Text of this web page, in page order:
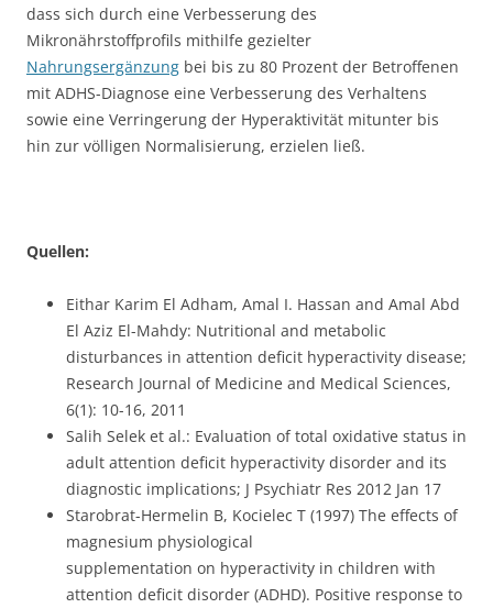
dass sich durch eine Verbesserung des
Mikronährstoffprofils mithilfe gezielter
Nahrungsergänzung bei bis zu 80 Prozent der Betroffenen
mit ADHS-Diagnose eine Verbesserung des Verhaltens
sowie eine Verringerung der Hyperaktivität mitunter bis
hin zur völligen Normalisierung, erzielen ließ.
Quellen:
Eithar Karim El Adham, Amal I. Hassan and Amal Abd
El Aziz El-Mahdy: Nutritional and metabolic
disturbances in attention deficit hyperactivity disease;
Research Journal of Medicine and Medical Sciences,
6(1): 10-16, 2011
Salih Selek et al.: Evaluation of total oxidative status in
adult attention deficit hyperactivity disorder and its
diagnostic implications; J Psychiatr Res 2012 Jan 17
Starobrat-Hermelin B, Kocielec T (1997) The effects of
magnesium physiological
supplementation on hyperactivity in children with
attention deficit disorder (ADHD). Positive response to